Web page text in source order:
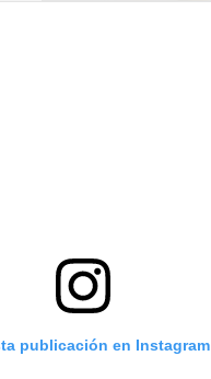
publicación en Instagram